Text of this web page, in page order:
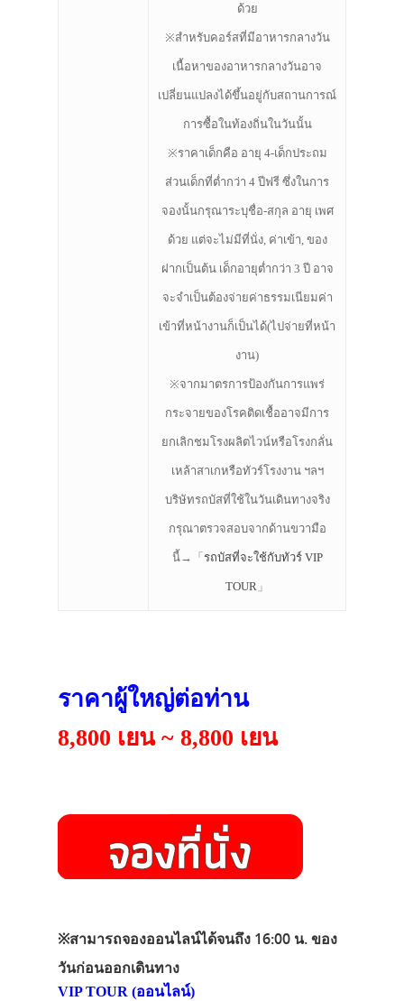
ด้วย
※สำหรับคอร์สที่มีอาหารกลางวัน
เนื้อหาของอาหารกลางวันอาจ
เปลี่ยนแปลงได้ขึ้นอยู่กับสถานการณ์
การซื้อในท้องถิ่นในวันนั้น
※ราคาเด็กคือ อายุ 4-เด็กประถม
ส่วนเด็กที่ต่ำกว่า 4 ปีฟรี ซึ่งในการ
จองนั้นกรุณาระบุชื่อ-สกุล อายุ เพศ
ด้วย แต่จะไม่มีที่นั่ง, ค่าเข้า, ของ
ฝากเป็นต้น เด็กอายุต่ำกว่า 3 ปี อาจ
จะจำเป็นต้องจ่ายค่าธรรมเนียมค่า
เข้าที่หน้างานก็เป็นได้(ไปจ่ายที่หน้า
งาน)
※จากมาตรการป้องกันการแพร่
กระจายของโรคติดเชื้ออาจมีการ
ยกเลิกชมโรงผลิตไวน์หรือโรงกลั่น
เหล้าสาเกหรือทัวร์โรงงาน ฯลฯ
บริษัทรถบัสที่ใช้ในวันเดินทางจริง
กรุณาตรวจสอบจากด้านขวามือ
นี้→「 รถบัสที่จะใช้กับทัวร์ VIP
TOUR 」
ราคาผู้ใหญ่ต่อท่าน
8,800 เยน ~ 8,800 เยน
※สามารถจองออนไลน์ได้จนถึง 16:00 น. ของ
วันก่อนออกเดินทาง
VIP TOUR (ออนไลน์)